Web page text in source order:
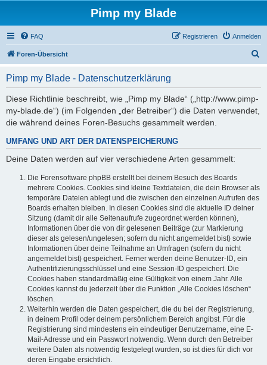
Pimp my Blade
FAQ Anmelden
Registrieren
Foren-Übersicht
Pimp my Blade - Datenschutzerklärung
Diese Richtlinie beschreibt, wie „Pimp my Blade“ („http://www.pimp-
my-blade.de“) (im Folgenden „der Betreiber“) die Daten verwendet,
die während deines Foren-Besuchs gesammelt werden.
UMFANG UND ART DER DATENSPEICHERUNG
Deine Daten werden auf vier verschiedene Arten gesammelt:
Die Forensoftware phpBB erstellt bei deinem Besuch des Boards
mehrere Cookies. Cookies sind kleine Textdateien, die dein Browser als
temporäre Dateien ablegt und die zwischen den einzelnen Aufrufen des
Boards erhalten bleiben. In diesen Cookies sind die aktuelle ID deiner
Sitzung (damit dir alle Seitenaufrufe zugeordnet werden können),
Informationen über die von dir gelesenen Beiträge (zur Markierung
dieser als gelesen/ungelesen; sofern du nicht angemeldet bist) sowie
Informationen über deine Teilnahme an Umfragen (sofern du nicht
angemeldet bist) gespeichert. Ferner werden deine Benutzer-ID, ein
Authentifizierungsschlüssel und eine Session-ID gespeichert. Die
Cookies haben standardmäßig eine Gültigkeit von einem Jahr. Alle
Cookies kannst du jederzeit über die Funktion „Alle Cookies löschen“
löschen.
Weiterhin werden die Daten gespeichert, die du bei der Registrierung,
in deinem Profil oder deinem persönlichem Bereich angibst. Für die
Registrierung sind mindestens ein eindeutiger Benutzername, eine E-
Mail-Adresse und ein Passwort notwendig. Wenn durch den Betreiber
weitere Daten als notwendig festgelegt wurden, so ist dies für dich vor
deren Eingabe ersichtlich.